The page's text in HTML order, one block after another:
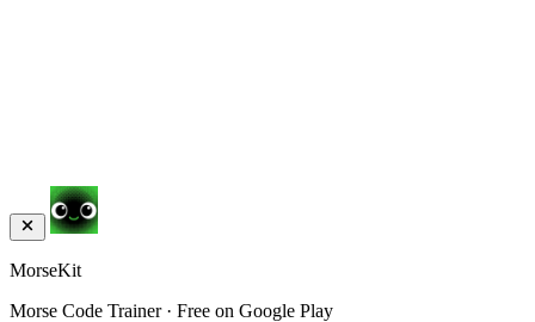
MorseKit
Morse Code Trainer · Free on Google Play